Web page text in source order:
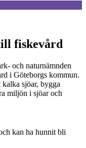
fiskevård
och naturnämnden
i Göteborgs kommun.
sjöar, bygga
miljön i sjöar och
kan ha hunnit bli